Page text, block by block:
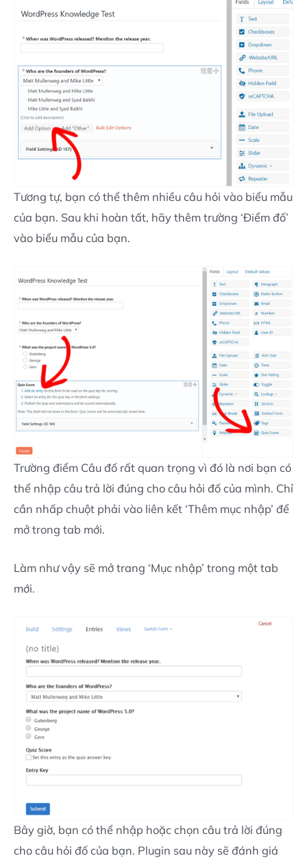
Tương tự, bạn có thể thêm nhiều câu hỏi vào biểu mẫu
của bạn. Sau khi hoàn tất, hãy thêm trường ‘Điểm đố’
vào biểu mẫu của bạn.
Trường điểm Câu đố rất quan trọng vì đó là nơi bạn có
thể nhập câu trả lời đúng cho câu hỏi đố của mình. Chỉ
cần nhấp chuột phải vào liên kết ‘Thêm mục nhập’ để
mở trong tab mới.
Làm như vậy sẽ mở trang ‘Mục nhập’ trong một tab
mới.
Bây giờ, bạn có thể nhập hoặc chọn câu trả lời đúng
cho câu hỏi đố của bạn. Plugin sau này sẽ đánh giá